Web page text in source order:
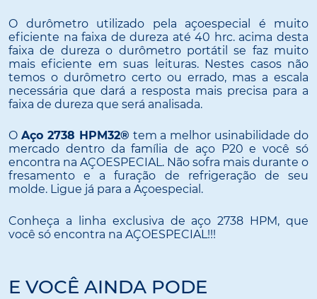
O durômetro utilizado pela açoespecial é muito
eficiente na faixa de dureza até 40 hrc. acima desta
faixa de dureza o durômetro portátil se faz muito
mais eficiente em suas leituras. Nestes casos não
temos o durômetro certo ou errado, mas a escala
necessária que dará a resposta mais precisa para a
faixa de dureza que será analisada.
O Aço 2738 HPM32® tem a melhor usinabilidade do
mercado dentro da família de aço P20 e você só
encontra na AÇOESPECIAL. Não sofra mais durante o
fresamento e a furação de refrigeração de seu
molde. Ligue já para a Açoespecial.
Conheça a linha exclusiva de aço 2738 HPM, que
você só encontra na AÇOESPECIAL!!!
E VOCÊ AINDA PODE